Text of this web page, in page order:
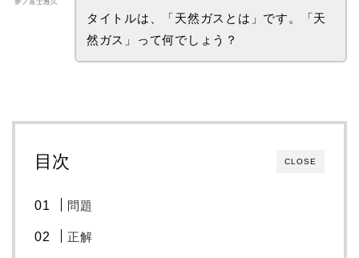
夢ノ富士雅久
タイトルは、「天然ガスとは」です。「天
然ガス」って何でしょう？
CLOSE
目次
問題
正解